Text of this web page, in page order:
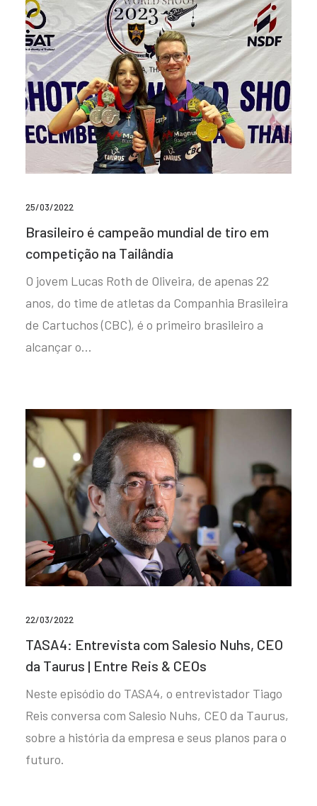
25/03/2022
Brasileiro é campeão mundial de tiro em
competição na Tailândia
O jovem Lucas Roth de Oliveira, de apenas 22
anos, do time de atletas da Companhia Brasileira
de Cartuchos (CBC), é o primeiro brasileiro a
alcançar o…
22/03/2022
TASA4: Entrevista com Salesio Nuhs, CEO
da Taurus | Entre Reis & CEOs
Neste episódio do TASA4, o entrevistador Tiago
Reis conversa com Salesio Nuhs, CEO da Taurus,
sobre a história da empresa e seus planos para o
futuro.